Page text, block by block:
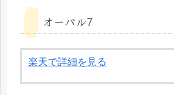
オーバル7
楽天で詳細を見る